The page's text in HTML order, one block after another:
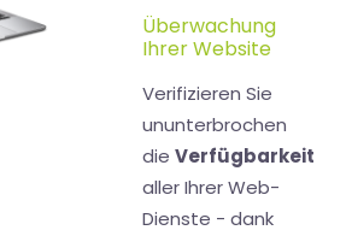
Überwachung
Ihrer Website
Verifizieren Sie
ununterbrochen
dieVerfügbarkeit
aller Ihrer Web-
Dienste - dank